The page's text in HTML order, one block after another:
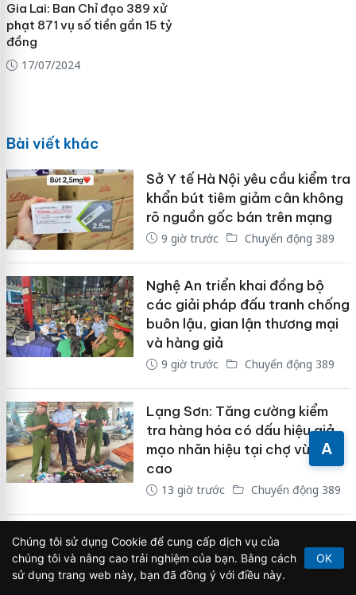
A
Gia Lai: Ban Chỉ đạo 389 xử
phạt 871 vụ số tiền gần 15 tỷ
đồng
17/07/2024
Bài viết khác
Sở Y tế Hà Nội yêu cầu kiểm tra
khẩn bút tiêm giảm cân không
rõ nguồn gốc bán trên mạng
9 giờ trước Chuyển động 389
Nghệ An triển khai đồng bộ
các giải pháp đấu tranh chống
buôn lậu, gian lận thương mại
và hàng giả
9 giờ trước Chuyển động 389
Lạng Sơn: Tăng cường kiểm
tra hàng hóa có dấu hiệu giả
mạo nhãn hiệu tại chợ vùng
cao
13 giờ trước Chuyển động 389
Lâm Đồng: Phát hiện 4 mẫu
phân bón không đạt quy
chuẩn, kiên quyết không có
Chúng tôi sử dụng Cookie để cung cấp dịch vụ của
chúng tôi và nâng cao trải nghiệm của bạn. Bằng cách
sử dụng trang web này, bạn đã đồng ý với điều này.
OK